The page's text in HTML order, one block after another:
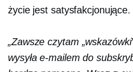
życie jest satysfakcjonujące.
„Zawsze czytam
wysyła e-mailem do